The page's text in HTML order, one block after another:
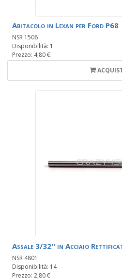
Abitacolo in Lexan per Ford P68
NSR 1506
Disponibilità: 1
Prezzo: 4,80 €
Assale 3/32'' in Acciaio
NSR 4801
Disponibilità: 14
Prezzo: 2,80 €